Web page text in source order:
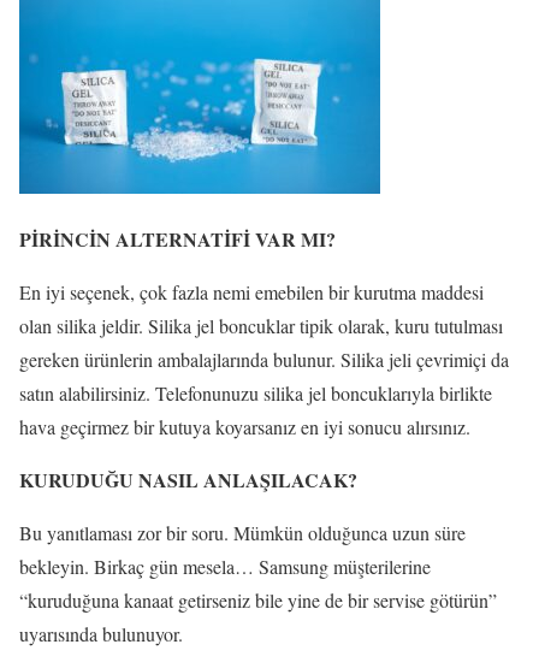
PİRİNCİN ALTERNATİFİ VAR MI?
En iyi seçenek, çok fazla nemi emebilen bir kurutma maddesi
olan silika jeldir. Silika jel boncuklar tipik olarak, kuru tutulması
gereken ürünlerin ambalajlarında bulunur. Silika jeli çevrimiçi da
satın alabilirsiniz. Telefonunuzu silika jel boncuklarıyla birlikte
hava geçirmez bir kutuya koyarsanız en iyi sonucu alırsınız.
KURUDUĞU NASIL ANLAŞILACAK?
Bu yanıtlaması zor bir soru. Mümkün olduğunca uzun süre
bekleyin. Birkaç gün mesela… Samsung müşterilerine
“kuruduğuna kanaat getirseniz bile yine de bir servise götürün”
uyarısında bulunuyor.